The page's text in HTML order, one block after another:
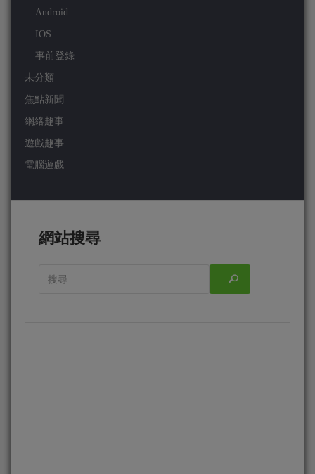
Android
IOS
事前登錄
未分類
焦點新聞
網絡趣事
遊戲趣事
電腦遊戲
網站搜尋